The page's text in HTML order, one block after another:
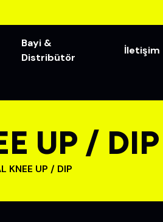
Bayi &
Distribütör
İletişim
UP / DIP
KNEE UP / DIP